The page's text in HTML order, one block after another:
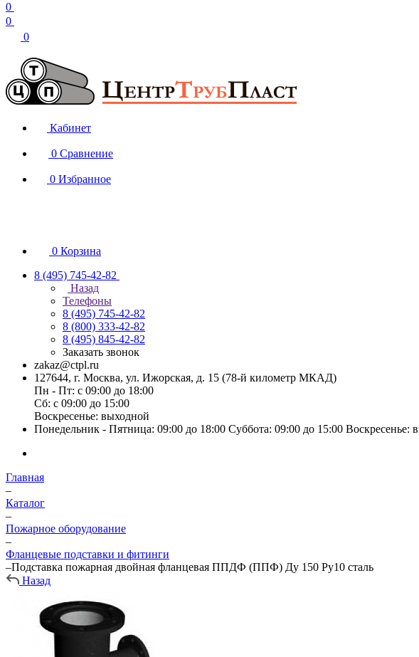
0
0
0
Кабинет
0 Сравнение
0 Избранное
0 Корзина
8 (495) 745-42-82
Назад
Телефоны
8 (495) 745-42-82
8 (800) 333-42-82
8 (495) 845-42-82
Заказать звонок
zakaz@ctpl.ru
127644, г. Москва, ул. Ижорская, д. 15 (78-й километр МКАД)
Пн - Пт: с 09:00 до 18:00
Сб: с 09:00 до 15:00
Воскресенье: выходной
Понедельник - Пятница: 09:00 до 18:00 Суббота: 09:00 до 15:00 Воскресенье:
Главная
–
Каталог
–
Пожарное оборудование
–
Фланцевые подставки и фитинги
–Подставка пожарная двойная фланцевая ППДФ (ППФ) Ду 150 Ру10 сталь
Назад